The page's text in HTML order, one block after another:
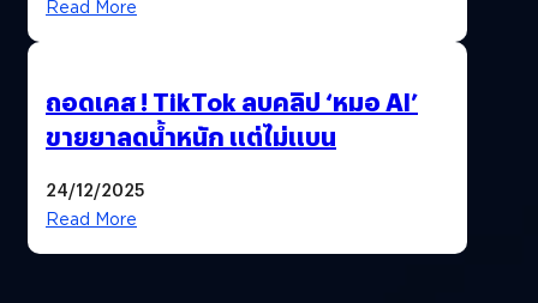
Read More
ถอดเคส ! TikTok ลบคลิป ‘หมอ AI’
ขายยาลดน้ำหนัก แต่ไม่แบน
24/12/2025
Read More